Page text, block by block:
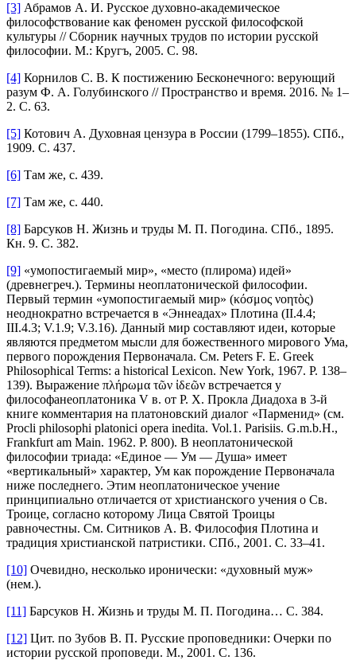
[3] Абрамов А. И. Русское духовно-академическое
философствование как феномен русской философской
культуры // Сборник научных трудов по истории русской
философии. М.: Кругъ, 2005. С. 98.
[4] Корнилов С. В. К постижению Бесконечного: верующий
разум Ф. А. Голубинского // Пространство и время. 2016. № 1–
2. С. 63.
[5] Котович А. Духовная цензура в России (1799–1855). СПб.,
1909. С. 437.
[6] Там же, с. 439.
[7] Там же, с. 440.
[8] Барсуков Н. Жизнь и труды М. П. Погодина. СПб., 1895.
Кн. 9. С. 382.
[9] «умопостигаемый мир», «место (плирома) идей»
(древнегреч.). Термины неоплатонической философии.
Первый термин «умопостигаемый мир» (κόσμος νοητὸς)
неоднократно встречается в «Эннеадах» Плотина (II.4.4;
III.4.3; V.1.9; V.3.16). Данный мир составляют идеи, которые
являются предметом мысли для божественного мирового Ума,
первого порождения Первоначала. См. Peters F. E. Greek
Philosophical Terms: a historical Lexicon. New York, 1967. P. 138–
139). Выражение πλήρωμα τῶν ἰδεῶν встречается у
философанеоплатоника V в. от Р. Х. Прокла Диадоха в 3-й
книге комментария на платоновский диалог «Парменид» (см.
Procli philosophi platonici opera inedita. Vol.1. Parisiis. G.m.b.H.,
Frankfurt am Main. 1962. P. 800). В неоплатонической
философии триада: «Единое — Ум — Душа» имеет
«вертикальный» характер, Ум как порождение Первоначала
ниже последнего. Этим неоплатоническое учение
принципиально отличается от христианского учения о Св.
Троице, согласно которому Лица Святой Троицы
равночестны. См. Ситников А. В. Философия Плотина и
традиция христианской патристики. СПб., 2001. С. 33–41.
[10] Очевидно, несколько иронически: «духовный муж»
(нем.).
[11] Барсуков Н. Жизнь и труды М. П. Погодина… С. 384.
[12] Цит. по Зубов В. П. Русские проповедники: Очерки по
истории русской проповеди. М., 2001. С. 136.